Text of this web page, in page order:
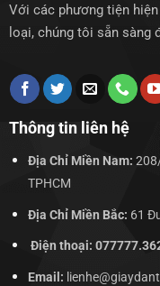
Với các phương tiện
loại, chúng tôi sẵn sàng
Thông tin liên hệ
Địa Chỉ Miền Nam:
TPHCM
Địa Chỉ Miền Bắc: 61
Điện thoại:
Email: